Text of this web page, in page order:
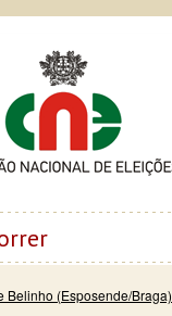
Belinho (Esposende/Braga)